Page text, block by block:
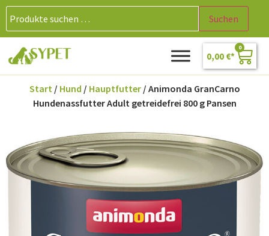
Suchen
0,00 €
0
Start/ Hund / Hauptfutter/ Animonda GranCarno
Hundenassfutter Adult getreidefrei 800 g Pansen